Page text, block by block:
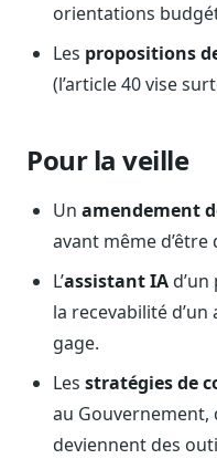
Sécurité
Presse
orientations
Les propositions
(l’article 40 vise
Pour la veille
Un amendement
avant même d’être
L’assistant IA
la recevabilité
gage.
Les stratégies de
au
deviennent des